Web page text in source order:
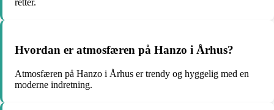
Hvordan er atmosfæren på Hanzo i Århus?
Atmosfæren på Hanzo i Århus er trendy og hyggelig med en
moderne indretning.